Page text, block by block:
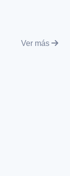
Ver más